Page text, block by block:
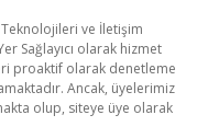
Teknolojileri ve İletişim
Sağlayıcı olarak hizmet
proaktif olarak denetleme
Ancak, üyelerimiz
olup, siteye üye olarak